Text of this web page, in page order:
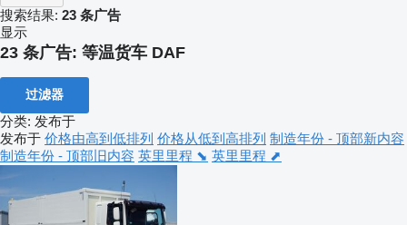
搜索结果: 23 条广告
显示
23 条广告: 等温货车 DAF
过滤器
分类: 发布于
发布于 价格由高到低排列 价格从低到高排列 制造年份 - 顶部新内容
制造年份 - 顶部旧内容 英里里程 ⬊ 英里里程 ⬈